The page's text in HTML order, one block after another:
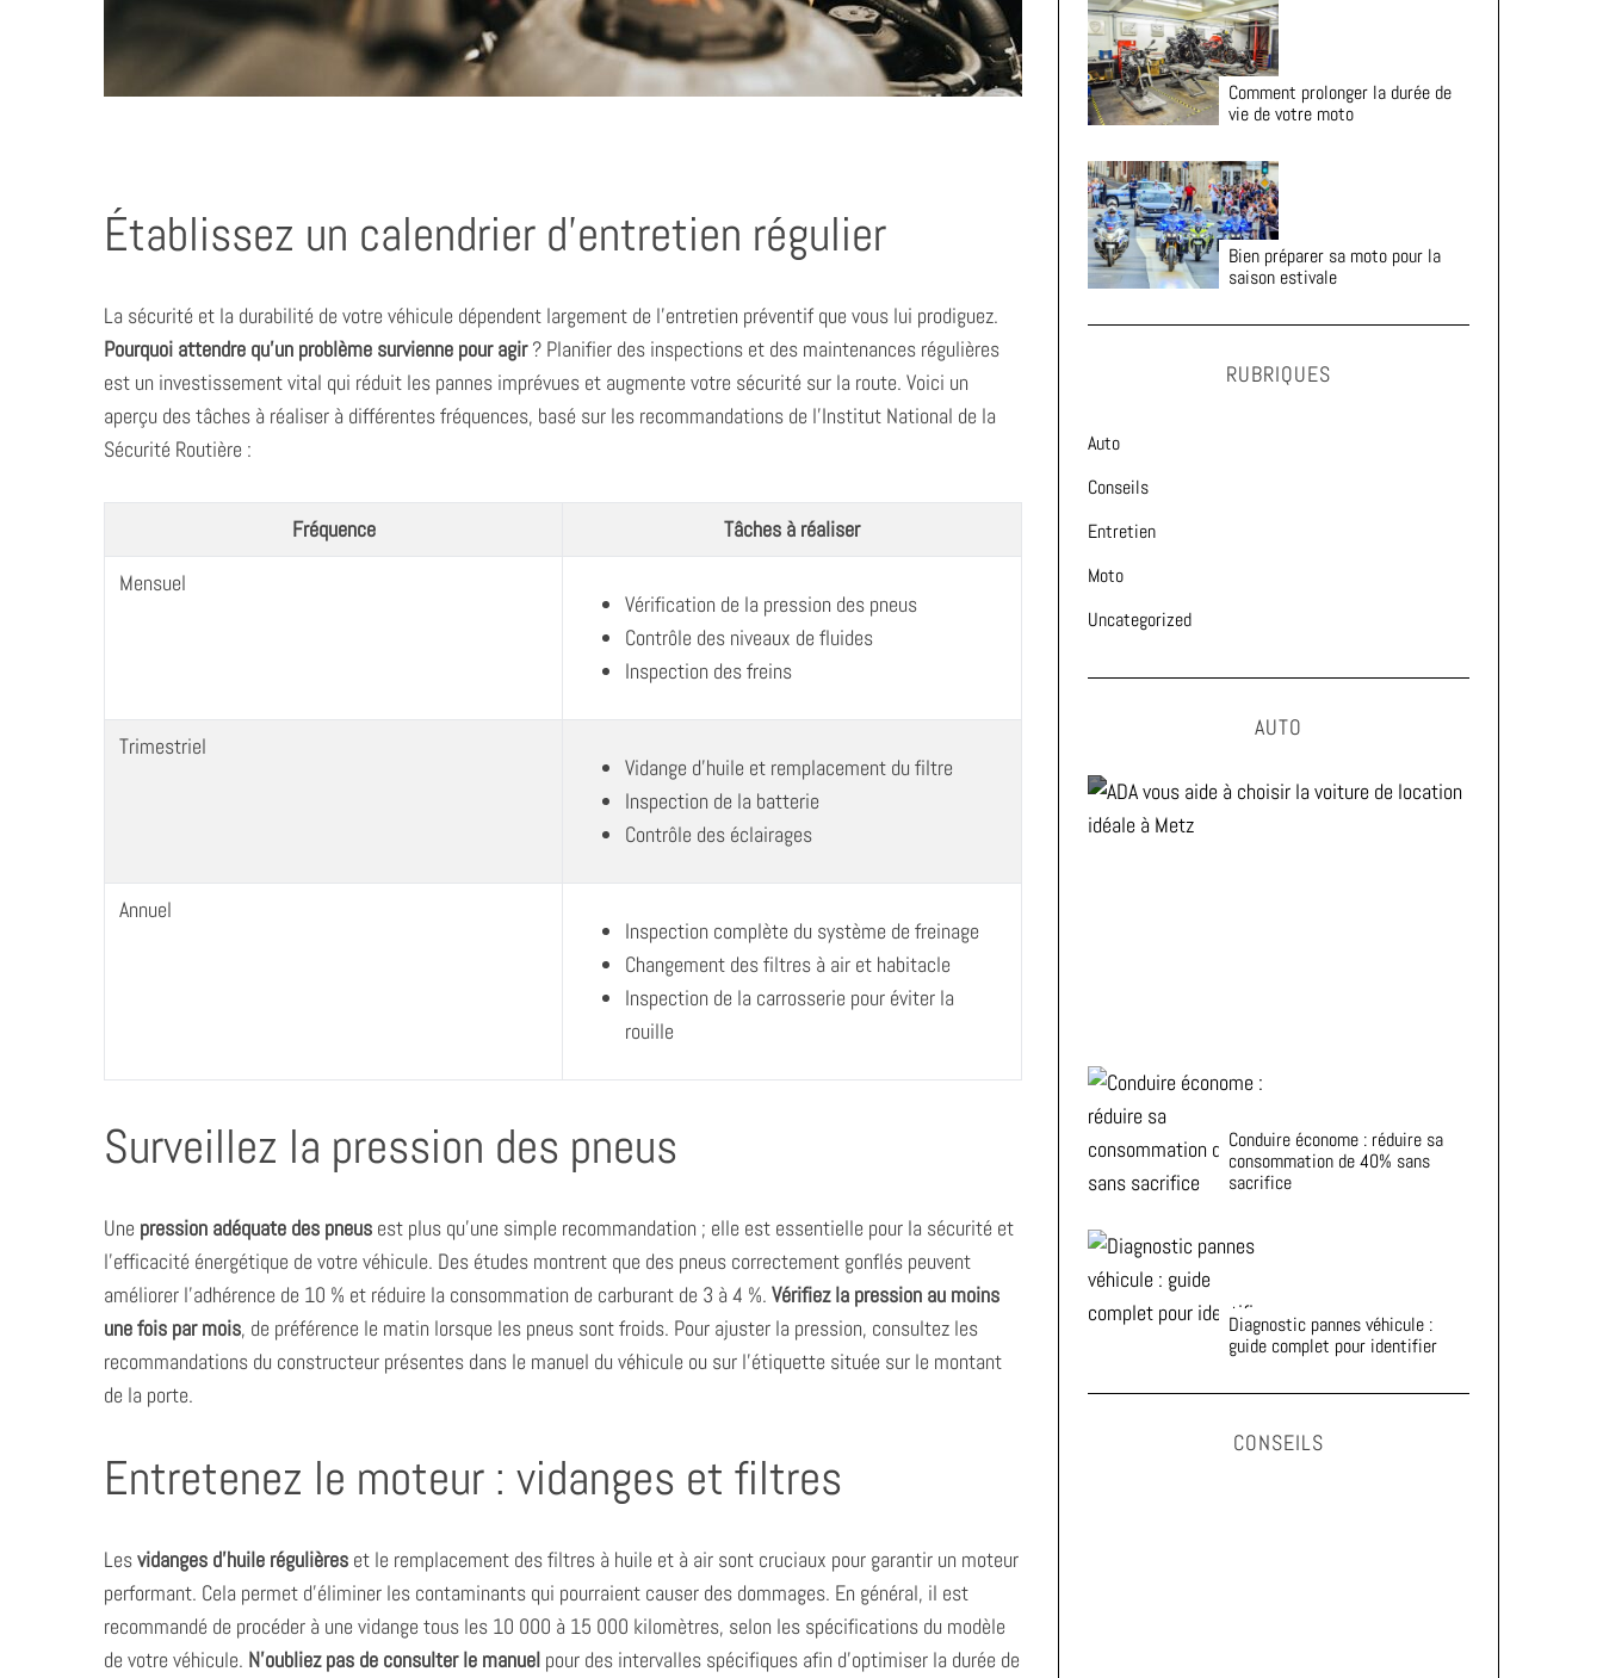
Établissez un calendrier d’entretien régulier
La sécurité et la durabilité de votre véhicule dépendent largement de l’entretien préventif que vous lui prodiguez.
Pourquoi attendre qu’un problème survienne pour agir? Planifier des inspections et des maintenances régulières
est un investissement vital qui réduit les pannes imprévues et augmente votre sécurité sur la route. Voici un
aperçu des tâches à réaliser à différentes fréquences, basé sur les recommandations de l’Institut National de la
Sécurité Routière :
Fréquence
Tâches à réaliser
Mensuel
Vérification de la pression des pneus
Contrôle des niveaux de fluides
Inspection des freins
Trimestriel
Vidange d’huile et remplacement du filtre
Inspection de la batterie
Contrôle des éclairages
Annuel
Inspection complète du système de freinage
Changement des filtres à air et habitacle
Inspection de la carrosserie pour éviter la
rouille
Surveillez la pression des pneus
Une pression adéquate des pneus est plus qu’une simple recommandation ; elle est essentielle pour la sécurité et
l’efficacité énergétique de votre véhicule. Des études montrent que des pneus correctement gonflés peuvent
améliorer l’adhérence de 10 % et réduire la consommation de carburant de 3 à 4 %. Vérifiez la pression au moins
une fois par mois, de préférence le matin lorsque les pneus sont froids. Pour ajuster la pression, consultez les
recommandations du constructeur présentes dans le manuel du véhicule ou sur l’étiquette située sur le montant
de la porte.
Entretenez le moteur : vidanges et filtres
Lesvidanges d’huile régulières et le remplacement des filtres à huile et à air sont cruciaux pour garantir un moteur
performant. Cela permet d’éliminer les contaminants qui pourraient causer des dommages. En général, il est
recommandé de procéder à une vidange tous les 10 000 à 15 000 kilomètres, selon les spécifications du modèle
de votre véhicule. N’oubliez pas de consulter le manuel pour des intervalles spécifiques afin d’optimiser la durée de
Comment prolonger la durée de
vie de votre moto
Bien préparer sa moto pour la
saison estivale
RUBRIQUES
Auto
Conseils
Entretien
Moto
Uncategorized
AUTO
Conduire économe : réduire sa
consommation de 40% sans
sacrifice
Diagnostic pannes véhicule :
guide complet pour identifier
CONSEILS
a
r
c
o